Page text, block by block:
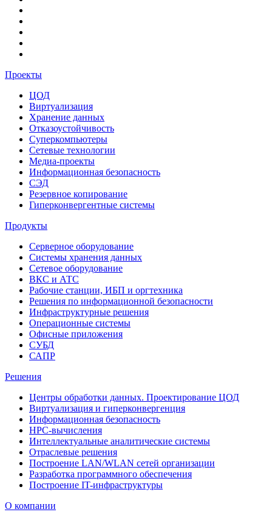
Проекты
ЦОД
Виртуализация
Хранение данных
Отказоустойчивость
Суперкомпьютеры
Сетевые технологии
Медиа-проекты
Информационная безопасность
СЭД
Резервное копирование
Гиперконвергентные системы
Продукты
Серверное оборудование
Системы хранения данных
Сетевое оборудование
ВКС и АТС
Рабочие станции, ИБП и оргтехника
Решения по информационной безопасности
Инфраструктурные решения
Операционные системы
Офисные приложения
СУБД
САПР
Решения
Центры обработки данных. Проектирование ЦОД
Виртуализация и гиперконвергенция
Информационная безопасность
HPC-вычисления
Интеллектуальные аналитические системы
Отраслевые решения
Построение LAN/WLAN сетей организации
Разработка программного обеспечения
Построение IT-инфраструктуры
О компании